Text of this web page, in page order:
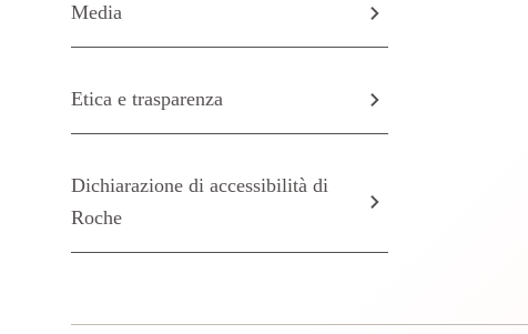
Media
Etica e trasparenza
Dichiarazione di accessibilità di
Roche